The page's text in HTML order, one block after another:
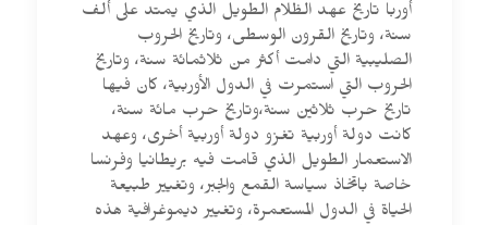
أوربا تاريخ عهد الظلام الطويل الذي يمتد على ألف
سنة، وتاريخ القرون الوسطى، وتاريخ الحروب
الصليبية التي دامت أكثر من ثلاثمائة سنة، وتاريخ
الحروب التي استمرت في الدول الأوربية، كان فيها
تاريخ حرب ثلاثين سنة،وتاريخ حرب مائة سنة،
كانت دولة أوربية تغزو دولة أوربية أخرى، وعهد
الاستعمار الطويل الذي قامت فيه بريطانيا وفرنسا
خاصة باتخاذ سياسة القمع والجبر، وتغيير طبيعة
الحياة في الدول المستعمرة، وتغيير ديموغرافية هذه